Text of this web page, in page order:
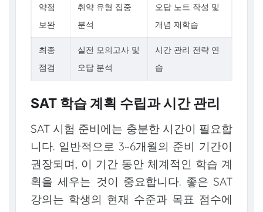
약점
보완
취약 유형 집중
분석
오답 노트 작성 및
개념 재학습
최종
점검
실전 모의고사 및
오답 분석
시간 관리 전략 연
습
SAT 학습 계획 수립과 시간 관리
SAT 시험 준비에는 충분한 시간이 필요합
니다. 일반적으로 3~6개월의 준비 기간이
권장되며, 이 기간 동안 체계적인 학습 계
획을 세우는 것이 중요합니다. 좋은 SAT
강의는 학생의 현재 수준과 목표 점수에